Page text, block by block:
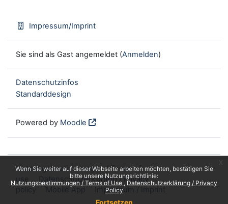
Wenn Sie weiter auf dieser Webseite arbeiten möchten, bestätigen Sie
bitte unsere Nutzungsrichtlinie:
Nutzungsbestimmungen / Terms of Use
Datenschutzerklärung / Privacy
Policy
Fortsetzen
Impressum/Imprint
Sie sind als Gast angemeldet (Anmelden)
Datenschutzinfos
Standarddesign
Powered by Moodle
Nutzungsbestimmungen / Terms of
use
Datenschutzerklärung / Privacy
policy
Mobile App Impressum / Imprint